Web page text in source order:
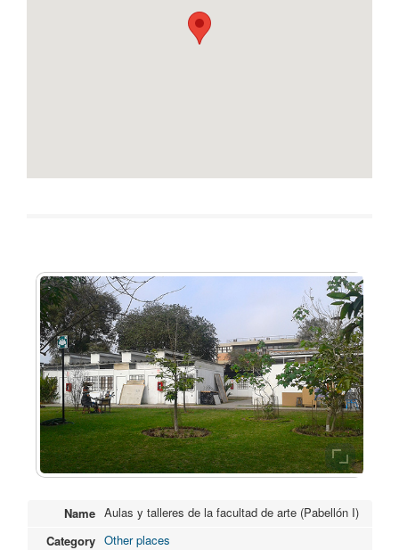
Name Aulas y talleres de la facultad de arte (Pabellón I)
Category Other places